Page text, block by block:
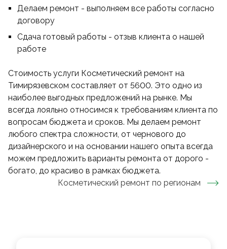
Делаем ремонт - выполняем все работы согласно
договору
Сдача готовый работы - отзыв клиента о нашей
работе
Стоимость услуги Косметический ремонт на
Тимирязевском составляет от 5600. Это одно из
наиболее выгодных предложений на рынке. Мы
всегда лояльно относимся к требованиям клиента по
вопросам бюджета и сроков. Мы делаем ремонт
любого спектра сложности, от чернового до
дизайнерского и на основании нашего опыта всегда
можем предложить варианты ремонта от дорого -
богато, до красиво в рамках бюджета.
Косметический ремонт по регионам